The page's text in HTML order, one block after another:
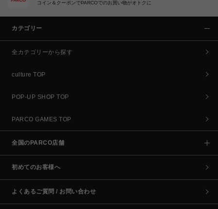
コイン＆クーポンでPARCOでのお買い物がオトクに
カテゴリー
全カテゴリーから探す
culture TOP
POP-UP SHOP TOP
PARCO GAMES TOP
全国のPARCO店舗
初めてのお客様へ
よくあるご質問 / お問い合わせ